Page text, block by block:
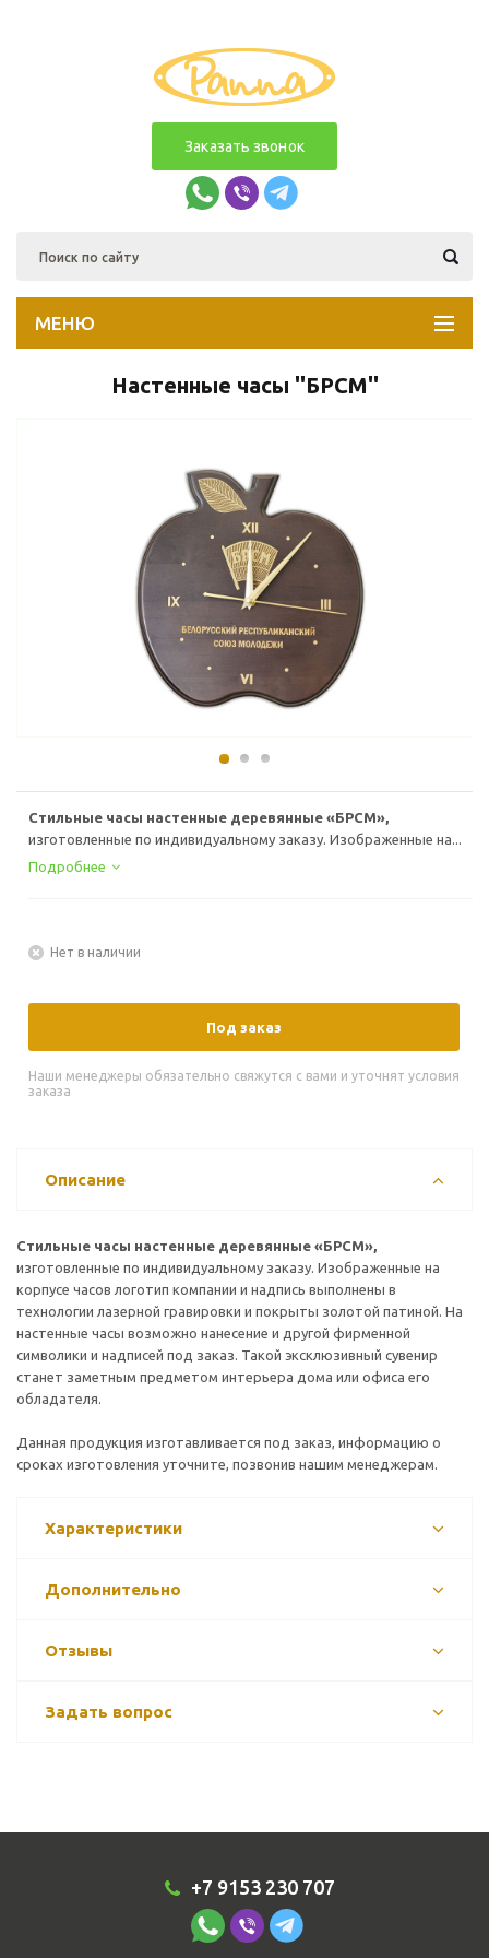
Заказать звонок
МЕНЮ
Настенные часы ''БРСМ''
Стильные часы настенные деревянные «БРСМ»,
изготовленные по индивидуальному заказу. Изображенные на...
Подробнее
Нет в наличии
Под заказ
Наши менеджеры обязательно свяжутся с вами и уточнят условия
заказа
Описание
Стильные часы настенные деревянные «БРСМ»,
изготовленные по индивидуальному заказу. Изображенные на
корпусе часов логотип компании и надпись выполнены в
технологии лазерной гравировки и покрыты золотой патиной. На
настенные часы возможно нанесение и другой фирменной
символики и надписей под заказ. Такой эксклюзивный сувенир
станет заметным предметом интерьера дома или офиса его
обладателя.
Данная продукция изготавливается под заказ, информацию о
сроках изготовления уточните, позвонив нашим менеджерам.
Характеристики
Дополнительно
Отзывы
Задать вопрос
+7 9153 230 707